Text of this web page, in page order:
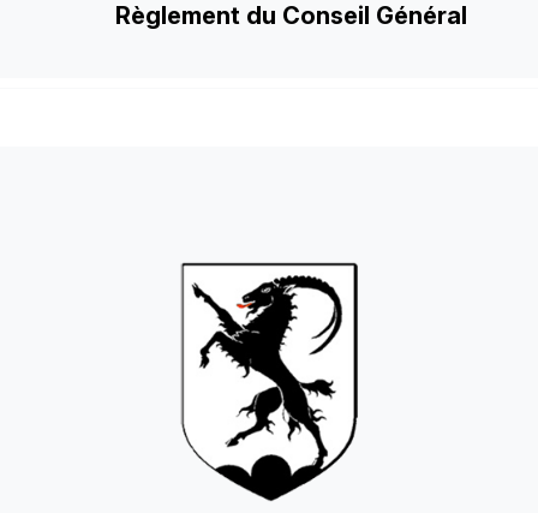
Règlement du Conseil Général